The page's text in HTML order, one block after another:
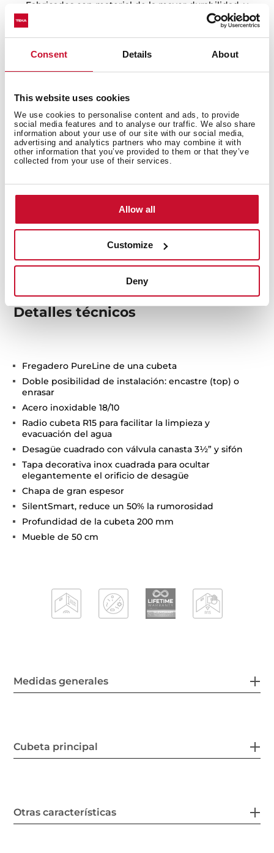
Consent Details About
This website uses cookies
We use cookies to personalise content and ads, to provide
social media features and to analyse our traffic. We also share
information about your use of our site with our social media,
advertising and analytics partners who may combine it with
other information that you’ve provided to them or that they’ve
collected from your use of their services.
Allow all
Customize
Deny
Fabricados con material de la mayor durabilidad, y
sometidos a infinidad de test de resistencia, para
vida.
Detalles técnicos
Fregadero PureLine de una cubeta
Doble posibilidad de instalación: encastre (top) o
enrasar
Acero inoxidable 18/10
Radio cubeta R15 para facilitar la limpieza y
evacuación del agua
Desagüe cuadrado con válvula canasta 3½” y sifón
Tapa decorativa inox cuadrada para ocultar
elegantemente el orificio de desagüe
Chapa de gran espesor
SilentSmart, reduce un 50% la rumorosidad
Profundidad de la cubeta 200 mm
Mueble de 50 cm
Medidas generales
Cubeta principal
Otras características